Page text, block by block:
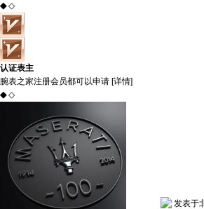
◆ ◇
认证表主
腕表之家注册会员都可以申请 [详情]
◆ ◇
发表于